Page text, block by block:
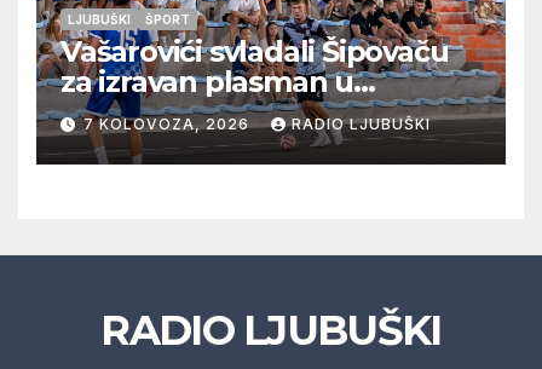
LJUBUŠKI ŠPORT
Vašarovići svladali Šipovaču
za izravan plasman u
četvrtfinale, Grab izborio
prolazak dalje, Klobuk ispao,
večeras počinje četvrtfinale
7 KOLOVOZA, 2026 RADIO LJUBUŠKI
RADIO LJUBUŠKI